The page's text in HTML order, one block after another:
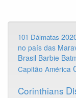
101 Dálmatas
no país das
Brasil Barbie
Capitão América
Corinthians